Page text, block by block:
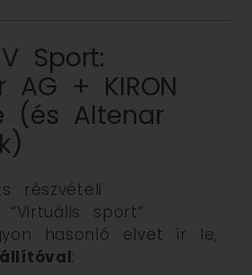
Sport:
AG + KIRON
(és Altenar
részvételi
“Virtuális sport”
hasonló elvet ír le,
: